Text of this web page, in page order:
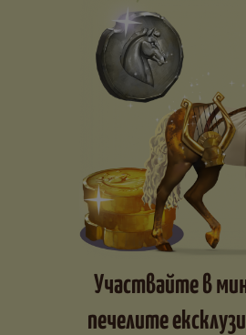
Участвайте в
печелите